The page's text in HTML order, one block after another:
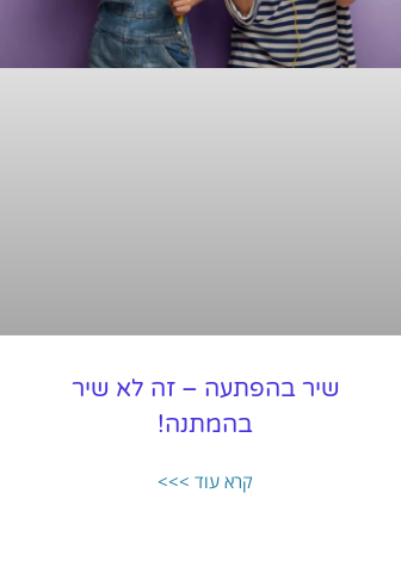
שיר בהפתעה – זה לא שיר
בהמתנה!
קרא עוד >>>